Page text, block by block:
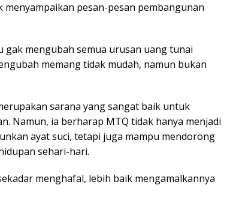
pesan-pesan pembangunan
gak mengubah semua urusan uang tunai
memang tidak mudah, namun bukan
sarana yang sangat baik untuk
Namun, ia berharap MTQ tidak hanya menjadi
ayat suci, tetapi juga mampu mendorong
sehari-hari.
menghafal, lebih baik mengamalkannya